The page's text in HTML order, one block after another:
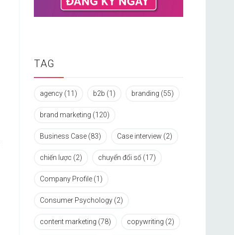
TAG
agency (11) b2b (1) branding (55)
brand marketing (120)
Business Case (83) Case interview (2)
chiến lược (2) chuyển đổi số (17)
Company Profile (1)
Consumer Psychology (2)
content marketing (78) copywriting (2)